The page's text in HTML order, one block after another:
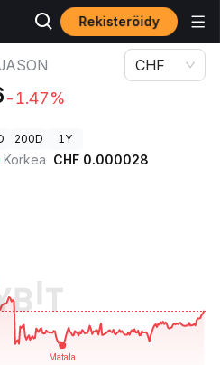
Rekisteröidy
JASON
-1.47%
CHF
200D 1Y
Korkea CHF 0.000028